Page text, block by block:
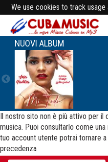
We use cookies to track usage
NUOVI ALBUM
Il nostro sito non è più attivo per il
musica. Puoi consultarlo come
tuo account utente potrai tornare
precedenza